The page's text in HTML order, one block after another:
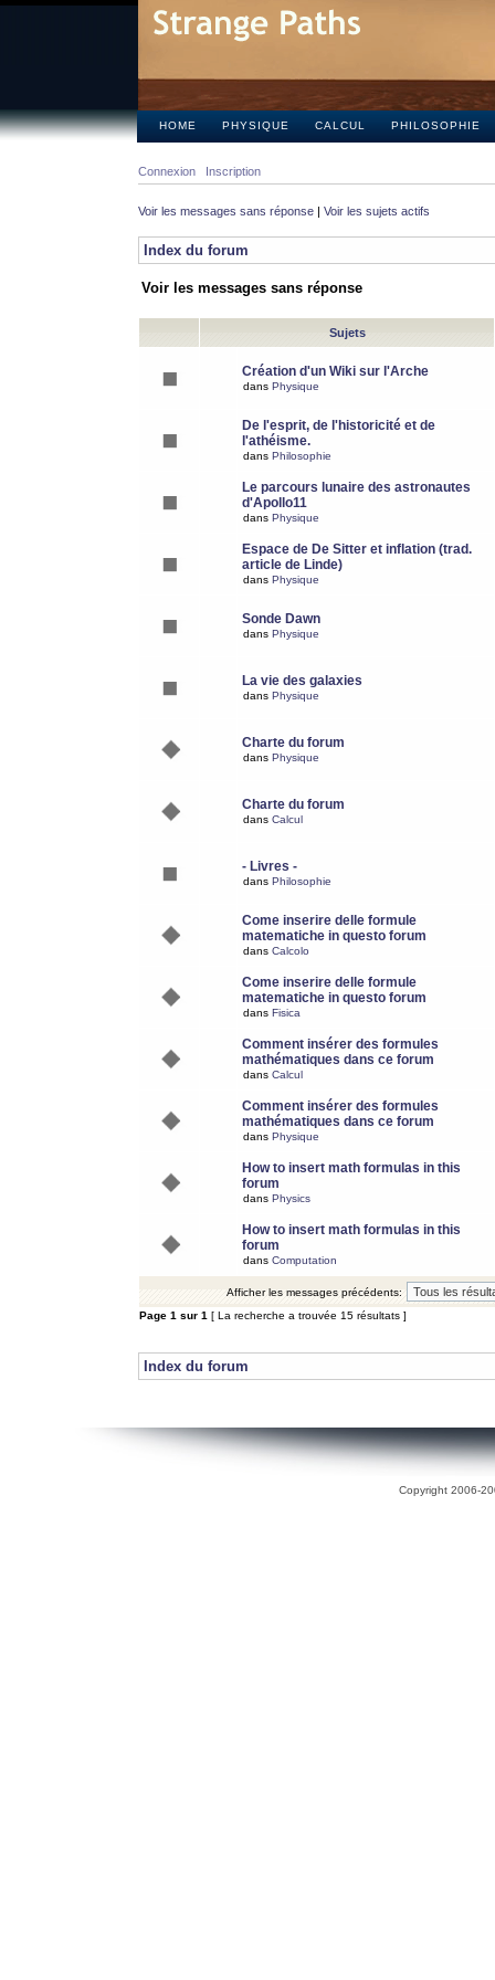
HOME PHYSIQUE CALCUL PHILOSOPHIE
Connexion Inscription
Voir les messages sans réponse | Voir les sujets actifs
Index du forum
Voir les messages sans réponse
Sujets
Création d'un Wiki sur l'Arche
dans Physique
De l'esprit, de l'historicité et de
l'athéisme.
dans Philosophie
Le parcours lunaire des astronautes
d'Apollo11
dans Physique
Espace de De Sitter et inflation (trad.
article de Linde)
dans Physique
Sonde Dawn
dans Physique
La vie des galaxies
dans Physique
Charte du forum
dans Physique
Charte du forum
dans Calcul
- Livres -
dans Philosophie
Come inserire delle formule
matematiche in questo forum
dans Calcolo
Come inserire delle formule
matematiche in questo forum
dans Fisica
Comment insérer des formules
mathématiques dans ce forum
dans Calcul
Comment insérer des formules
mathématiques dans ce forum
dans Physique
How to insert math formulas in this
forum
dans Physics
How to insert math formulas in this
forum
dans Computation
Afficher les messages précédents:
Page 1 sur 1 [ La recherche a trouvée 15 résultats ]
Index du forum
Copyright 2006-